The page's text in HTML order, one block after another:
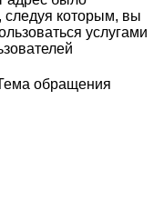
следуя которым, вы
услугами
обращения